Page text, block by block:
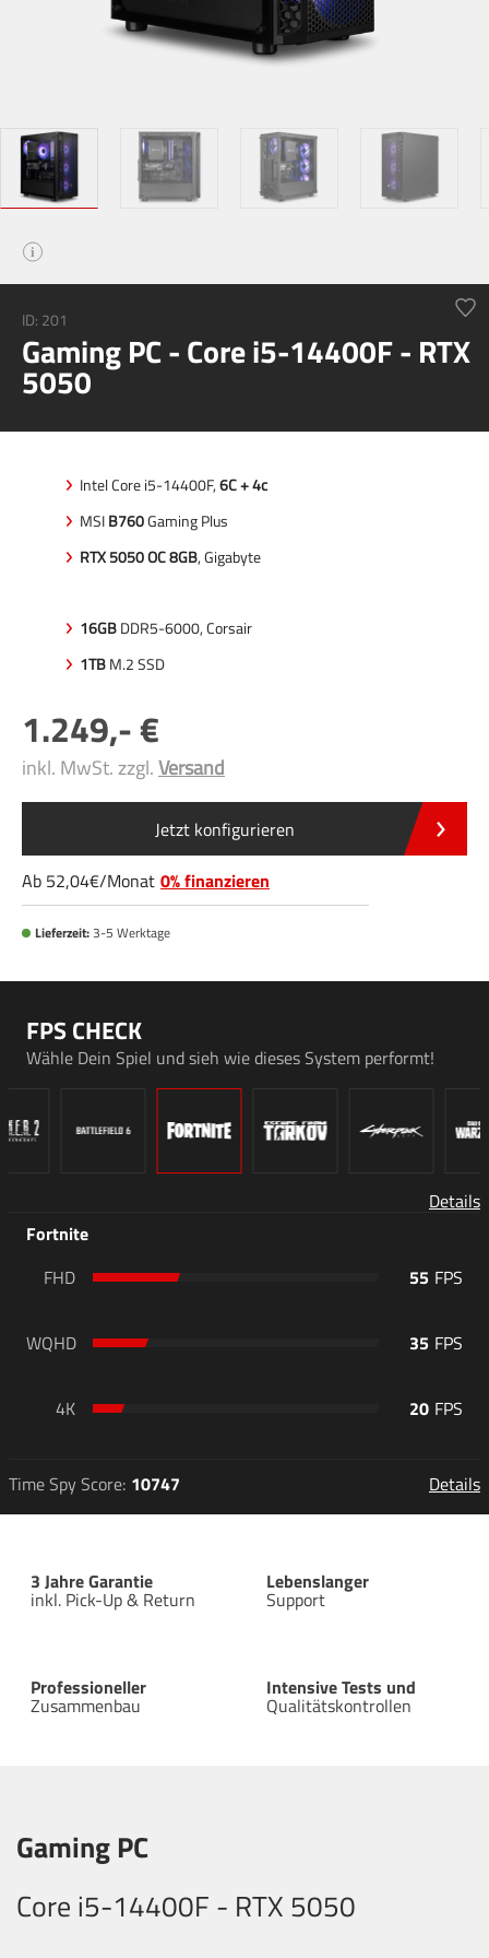
i
ID: 201
Gaming PC - Core i5-14400F - RTX
5050
Intel Core i5-14400F,6C + 4c
MSIB760Gaming Plus
RTX 5050 OC 8GB, Gigabyte
16GBDDR5-6000, Corsair
1TBM.2 SSD
1.249,-
inkl. MwSt. zzgl.Versand
Jetzt konfigurieren
Ab 52,04 /Monat 0% finanzieren
Lieferzeit:3-5 Werktage
FPS CHECK
Wähle Dein Spiel und sieh wie dieses System performt!
Details
Fortnite
FHD
55
WQHD 35
4K 20
Time Spy Score 10747 Details
3 Jahre Garantie
inkl. Pick-Up & Return
Lebenslanger
Support
Professioneller
Zusammenbau
Intensive Tests und
Qualitätskontrollen
Gaming PC
Core i5-14400F - RTX 5050